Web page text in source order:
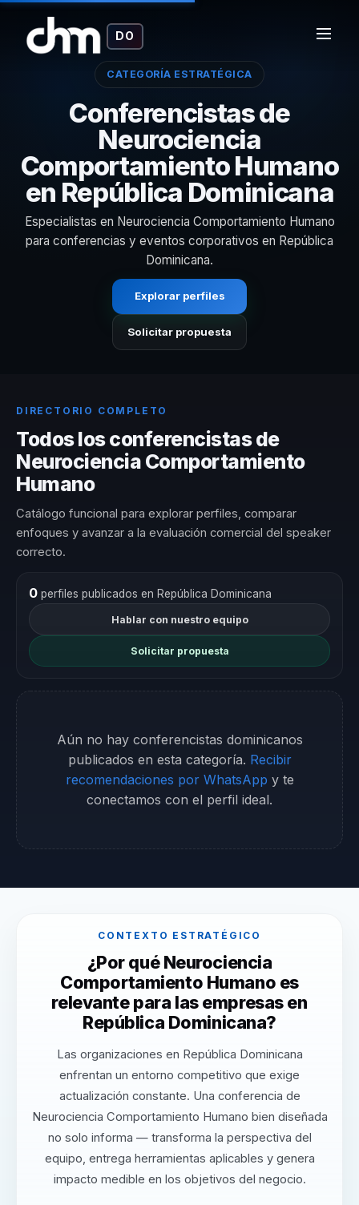
DO
CATEGORÍA ESTRATÉGICA
Conferencistas de
Neurociencia
Comportamiento Humano
en República Dominicana
Especialistas en Neurociencia Comportamiento Humano
para conferencias y eventos corporativos en República
Dominicana.
Explorar perfiles
Solicitar propuesta
DIRECTORIO COMPLETO
Todos los conferencistas de
Neurociencia Comportamiento
Humano
Catálogo funcional para explorar perfiles, comparar
enfoques y avanzar a la evaluación comercial del speaker
correcto.
0perfiles publicados en República Dominicana
Hablar con nuestro equipo
Solicitar propuesta
Aún no hay conferencistas dominicanos
publicados en esta categoría. Recibir
recomendaciones por WhatsApp y te
conectamos con el perfil ideal.
CONTEXTO ESTRATÉGICO
¿Por qué Neurociencia
Comportamiento Humano es
relevante para las empresas en
República Dominicana?
Las organizaciones en República Dominicana
enfrentan un entorno competitivo que exige
actualización constante. Una conferencia de
Neurociencia Comportamiento Humano bien diseñada
no solo informa — transforma la perspectiva del
equipo, entrega herramientas aplicables y genera
impacto medible en los objetivos del negocio.